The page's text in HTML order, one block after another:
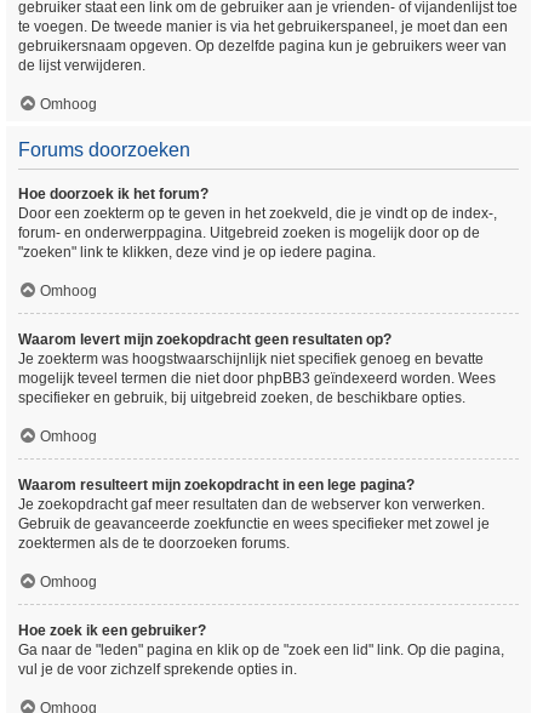
gebruiker staat een link om de gebruiker aan je vrienden- of vijandenlijst toe
te voegen. De tweede manier is via het gebruikerspaneel, je moet dan een
gebruikersnaam opgeven. Op dezelfde pagina kun je gebruikers weer van
de lijst verwijderen.
Omhoog
Forums doorzoeken
Hoe doorzoek ik het forum?
Door een zoekterm op te geven in het zoekveld, die je vindt op de index-,
forum- en onderwerppagina. Uitgebreid zoeken is mogelijk door op de
"zoeken" link te klikken, deze vind je op iedere pagina.
Omhoog
Waarom levert mijn zoekopdracht geen resultaten op?
Je zoekterm was hoogstwaarschijnlijk niet specifiek genoeg en bevatte
mogelijk teveel termen die niet door phpBB3 geïndexeerd worden. Wees
specifieker en gebruik, bij uitgebreid zoeken, de beschikbare opties.
Omhoog
Waarom resulteert mijn zoekopdracht in een lege pagina?
Je zoekopdracht gaf meer resultaten dan de webserver kon verwerken.
Gebruik de geavanceerde zoekfunctie en wees specifieker met zowel je
zoektermen als de te doorzoeken forums.
Omhoog
Hoe zoek ik een gebruiker?
Ga naar de "leden" pagina en klik op de "zoek een lid" link. Op die pagina,
vul je de voor zichzelf sprekende opties in.
Omhoog